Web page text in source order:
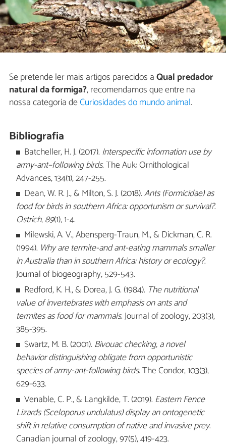
Se pretende ler mais artigos parecidos aQual predador
natural da formiga?, recomendamos que entre na
nossa categoria deCuriosidades do mundo animal.
Bibliografia
Batcheller, H. J. (2017). Interspecific information use by
army-ant–following birds. The Auk: Ornithological
Advances, 134(1), 247-255.
Dean, W. R. J., & Milton, S. J. (2018).Ants (Formicidae) as
food for birds in southern Africa: opportunism or survival?.
Ostrich,89(1), 1-4.
Milewski, A. V., Abensperg-Traun, M., & Dickman, C. R.
(1994). Why are termite-and ant-eating mammals smaller
in Australia than in southern Africa: history or ecology?.
Journal of biogeography, 529-543.
Redford, K. H., & Dorea, J. G. (1984). The nutritional
value of invertebrates with emphasis on ants and
termites as food for mammals. Journal of zoology, 203(3),
385-395.
Swartz, M. B. (2001). Bivouac checking, a novel
behavior distinguishing obligate from opportunistic
species of army-ant-following birds. The Condor, 103(3),
629-633.
Venable, C. P., & Langkilde, T. (2019). Eastern Fence
Lizards (Sceloporus undulatus) display an ontogenetic
shift in relative consumption of native and invasive prey.
Canadian journal of zoology, 97(5), 419-423.